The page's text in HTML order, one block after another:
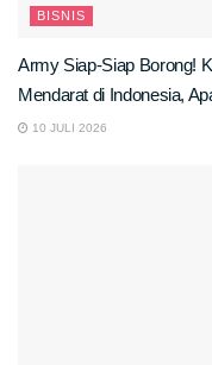
BISNIS
Army Siap-Siap Borong!
Mendarat di Indonesia,
10 JULI 2026